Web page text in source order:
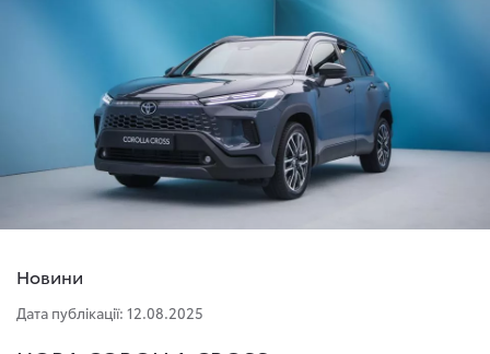
Новини
Дата публікації: 12.08.2025